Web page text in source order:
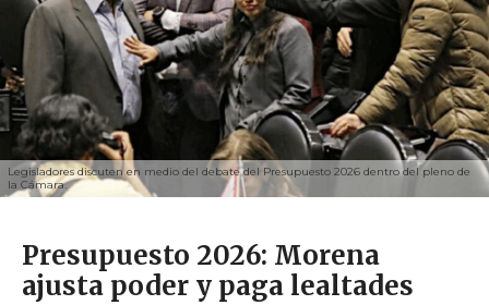
Legisladores discuten en medio del debate del Presupuesto 2026 dentro del pleno de
la Cámara.
Presupuesto 2026: Morena
ajusta poder y paga lealtades